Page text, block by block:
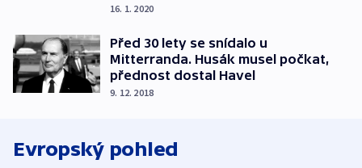
16. 1. 2020
Před 30 lety se snídalo u
Mitterranda. Husák musel počkat,
přednost dostal Havel
9. 12. 2018
Evropský pohled